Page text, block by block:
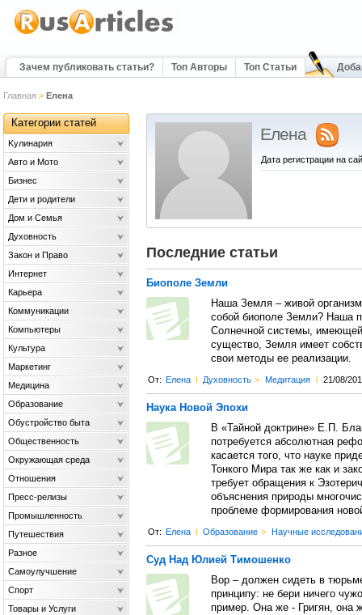
Зачем публиковать статьи? Топ Авторы Топ Статьи
Главная > Елена
Елена
Дата регистрации на
Последние статьи
Биополе Земли
Наша Земля – живой
собой биополе Земли? Наша
Солнечной системы,
существо, Земля имеет
свои методы ее реализации.
От: Елена l Духовность > Медитация l 21/08/
Наука Новой Эпохи
В «Тайной доктрине» Е.П.
потребуется абсолютная
касается того, что науке
Тонкого Мира так же как и
требует обращения к
объяснения природы
проблеме формирования
От: Елена l Образование > Научные
Суд Над Юлией Тимошенко
Вор – должен сидеть в
принципу: не бери ничего
пример. Она же - Григян, она
Категории статей
Kулинария
Авто и Мото
Бизнес
Дети и родители
Дом и Семья
Духовность
Закон и Право
Интернет
Карьера
Коммуникации
Компьютеры
Культура
Маркетинг
Медицина
Образование
Обустройство быта
Общественность
Окружающая среда
Отношения
Пресс-релизы
Промышленность
Путешествия
Разное
Самоулучшение
Спорт
Товары и Услуги